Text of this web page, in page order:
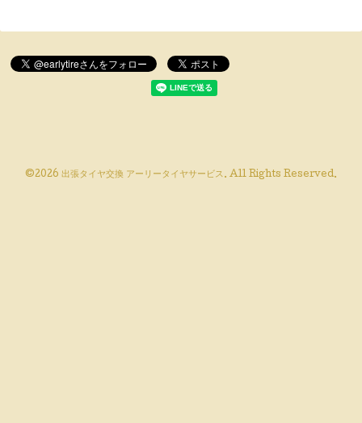
©2026 出張タイヤ交換 アーリータイヤサービス. All Rights Reserved.